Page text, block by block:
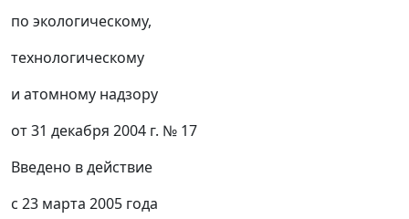
по экологическому,
технологическому
и атомному надзору
от 31 декабря 2004 г. № 17
Введено в действие
с 23 марта 2005 года